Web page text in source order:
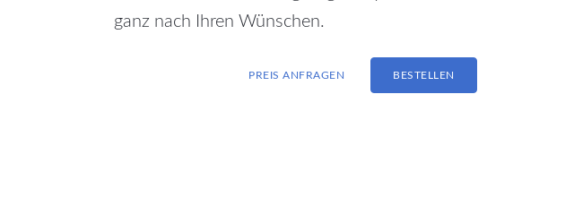
ganz nach Ihren Wünschen.
PREIS ANFRAGEN BESTELLEN